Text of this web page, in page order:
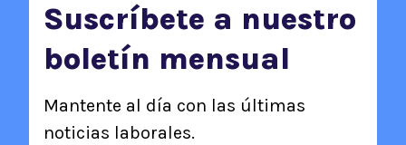
Suscríbete a nuestro
boletín mensual
Mantente al día con las últimas
noticias laborales.